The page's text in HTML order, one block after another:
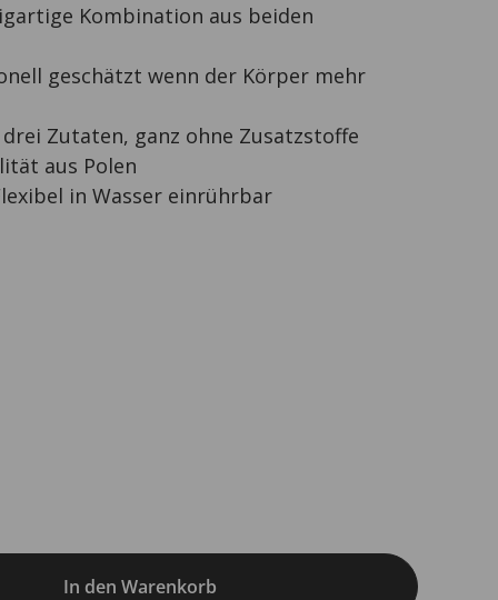
Kombination aus beiden
geschätzt wenn der Körper mehr
Zutaten, ganz ohne Zusatzstoffe
aus Polen
in Wasser einrührbar
In den Warenkorb